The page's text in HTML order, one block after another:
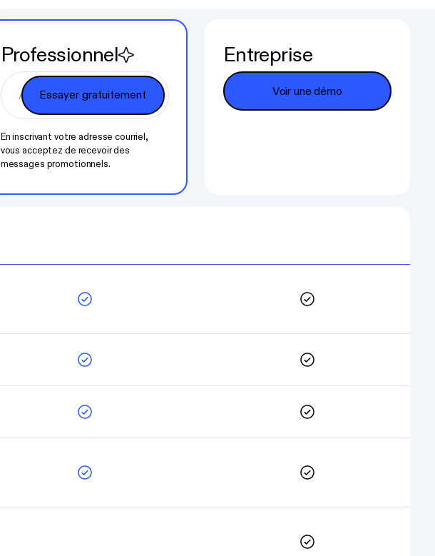
Professionnel
En inscrivant votre adresse courriel,
vous acceptez de recevoir des
messages promotionnels.
Entreprise
Voir une démo
Voir une démo